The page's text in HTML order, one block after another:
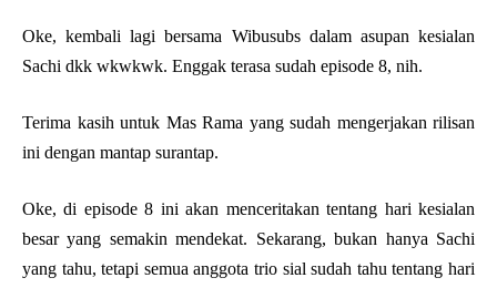
Oke, kembali lagi bersama Wibusubs dalam asupan kesialan
Sachi dkk wkwkwk. Enggak terasa sudah episode 8, nih.
Terima kasih untuk Mas Rama yang sudah mengerjakan rilisan
ini dengan mantap surantap.
Oke, di episode 8 ini akan menceritakan tentang hari kesialan
besar yang semakin mendekat. Sekarang, bukan hanya Sachi
yang tahu, tetapi semua anggota trio sial sudah tahu tentang hari